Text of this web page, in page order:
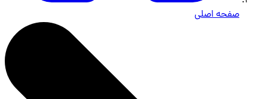
صفحه اصلی